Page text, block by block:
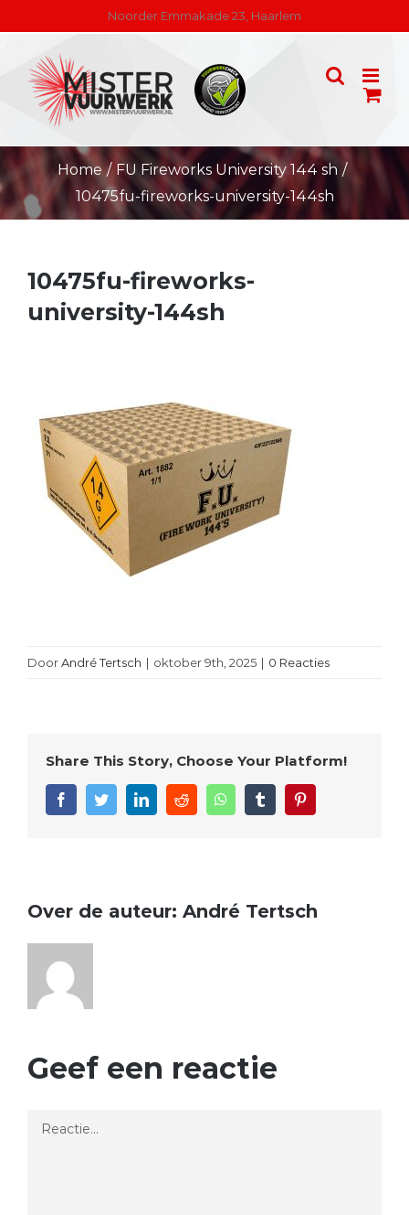
content
Noorder Emmakade 23, Haarlem
Home / FU Fireworks University 144 sh /
10475fu-fireworks-university-144sh
10475fu-fireworks-
university-144sh
DoorAndré Tertsch | oktober 9th, 2025 | 0 Reacties
Share This Story, Choose Your Platform!
FacebookTwitterLinkedInReddit WhatsAppTumblr
Over de auteur: André Tertsch
Geef een reactie